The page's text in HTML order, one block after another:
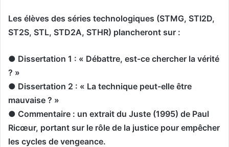
Les élèves des séries technologiques (STMG, STI2D,
ST2S, STL, STD2A, STHR) plancheront sur :
● Dissertation 1 : « Débattre, est-ce chercher la vérité
? »
● Dissertation 2 : « La technique peut-elle être
mauvaise ? »
● Commentaire : un extrait du Juste (1995) de Paul
Ricœur, portant sur le rôle de la justice pour empêcher
les cycles de vengeance.